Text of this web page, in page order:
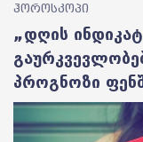
ჰოროსკოპი
„დღის
პროგნოზი